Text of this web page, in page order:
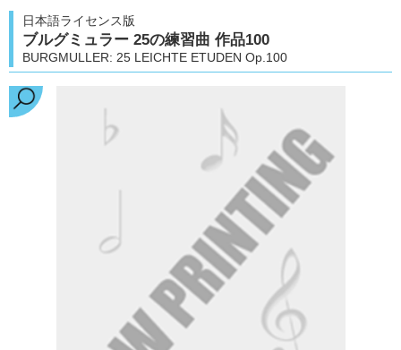
日本語ライセンス版
ブルグミュラー 25の練習曲 作品100
BURGMULLER: 25 LEICHTE ETUDEN Op.100